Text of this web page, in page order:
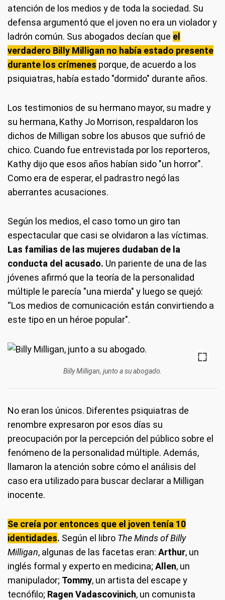
atención de los medios y de toda la sociedad. Su
defensa argumentó que el joven no era un violador y
ladrón común. Sus abogados decían que el
verdadero Billy Milligan no había estado presente
durante los crímenes porque, de acuerdo a los
psiquiatras, había estado "dormido" durante años.
Los testimonios de su hermano mayor, su madre y
su hermana, Kathy Jo Morrison, respaldaron los
dichos de Milligan sobre los abusos que sufrió de
chico. Cuando fue entrevistada por los reporteros,
Kathy dijo que esos años habían sido "un horror".
Como era de esperar, el padrastro negó las
aberrantes acusaciones.
Según los medios, el caso tomo un giro tan
espectacular que casi se olvidaron a las víctimas.
Las familias de las mujeres dudaban de la
conducta del acusado. Un pariente de una de las
jóvenes afirmó que la teoría de la personalidad
múltiple le parecía "una mierda" y luego se quejó:
“Los medios de comunicación están convirtiendo a
este tipo en un héroe popular".
Billy Milligan, junto a su abogado.
No eran los únicos. Diferentes psiquiatras de
renombre expresaron por esos días su
preocupación por la percepción del público sobre el
fenómeno de la personalidad múltiple. Además,
llamaron la atención sobre cómo el análisis del
caso era utilizado para buscar declarar a Milligan
inocente.
Se creía por entonces que el joven tenía 10
identidades. Según el libro The Minds of Billy
Milligan, algunas de las facetas eran: Arthur, un
inglés formal y experto en medicina; Allen, un
manipulador; Tommy, un artista del escape y
tecnófilo; Ragen Vadascovinich, un comunista